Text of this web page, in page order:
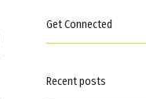
Get Connected
Recent posts